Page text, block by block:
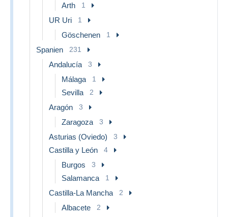
Arth 1
UR Uri 1
Göschenen 1
Spanien 231
Andalucía 3
Málaga 1
Sevilla 2
Aragón 3
Zaragoza 3
Asturias (Oviedo) 3
Castilla y León 4
Burgos 3
Salamanca 1
Castilla-La Mancha 2
Albacete 2